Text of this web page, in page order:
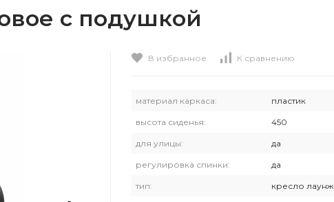
с подушкой
В избранное К сравнению
материал каркаса: пластик
высота сиденья: 450
для улицы: да
регулировка спинки: да
тип: кресло лаунж